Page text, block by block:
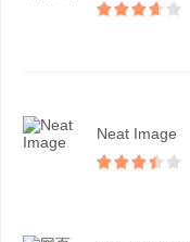
Neat Image